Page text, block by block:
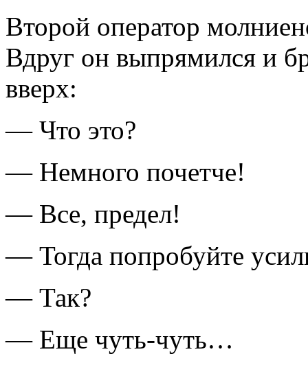
Второй оператор
Вдруг он выпрямился и
вверх:
— Что это?
— Немного почетче!
— Все, предел!
— Тогда попробуйте
— Так?
— Еще чуть-чуть…